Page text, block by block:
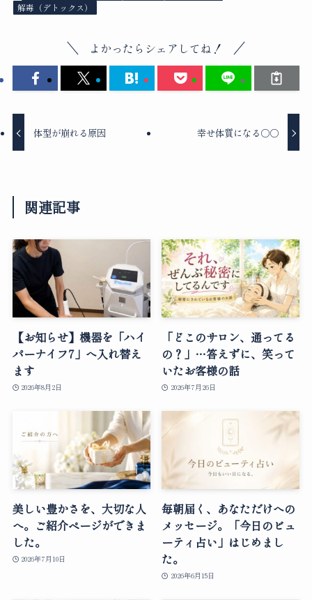
解毒（デトックス）
よかったらシェアしてね！
体型が崩れる原因 幸せ体質になる○○
関連記事
【お知らせ】機器を「ハイ
パーナイフ7」へ入れ替え
ます
2026年8月2日
「どこのサロン、通ってる
の？」…答えずに、笑って
いたお客様の話
2026年7月26日
美しい豊かさを、大切な人
へ。ご紹介ページができま
した。
2026年7月10日
毎朝届く、あなただけへの
メッセージ。「今日のビュ
ーティ占い」はじめまし
た。
2026年6月15日